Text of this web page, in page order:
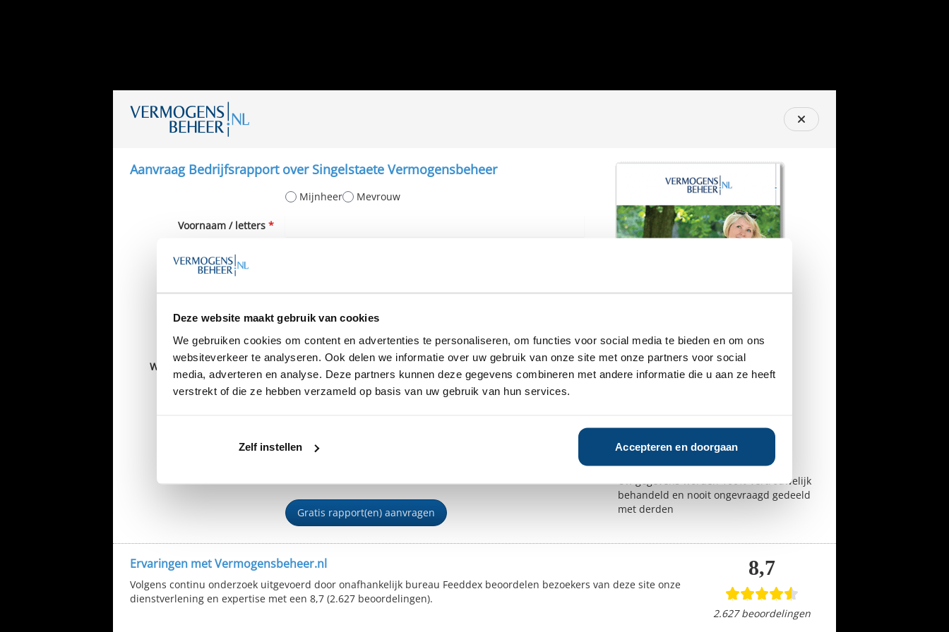
Deze website maakt gebruik van cookies
We gebruiken cookies om content en advertenties te personaliseren, om functies voor social media te bieden en om ons
websiteverkeer te analyseren. Ook delen we informatie over uw gebruik van onze site met onze partners voor social
media, adverteren en analyse. Deze partners kunnen deze gegevens combineren met andere informatie die u aan ze heeft
verstrekt of die ze hebben verzameld op basis van uw gebruik van hun services.
Zelf instellen Accepteren en doorgaan
Aanvraag Bedrijfsrapport over Singelstaete Vermogensbeheer
Mijnheer Mevrouw
Voornaam / letters *
Tussenvoegsel
Nederland
Email*
Wanneer bent u het beste
telefonisch bereikbaar?
Ja, ik ontvang graag het gratis Bedrijfsrapport en geef
Gratis rapport(en) aanvragen
Inclusief onze Expertbeoordeling
U ontvangt het rapport per e-mail
Uw gegevens worden 100% vertrouwelijk
behandeld en nooit ongevraagd gedeeld
met derden
Ervaringen met Vermogensbeheer.nl
Volgens continu onderzoek uitgevoerd door onafhankelijk bureau Feeddex beoordelen bezoekers van deze site onze
dienstverlening en expertise met een 8,7 (2.627 beoordelingen).
8,7
2.627 beoordelingen